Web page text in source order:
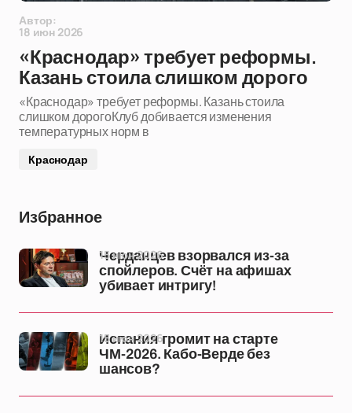
Автор:
18 июн 2026
«Краснодар» требует реформы.
Казань стоила слишком дорого
«Краснодар» требует реформы. Казань стоила
слишком дорогоКлуб добивается изменения
температурных норм в
Краснодар
Избранное
Черданцев взорвался из-за
спойлеров. Счёт на афишах
убивает интригу!
15 июн 2026
Испания громит на старте
ЧМ-2026. Кабо-Верде без
шансов?
15 июн 2026